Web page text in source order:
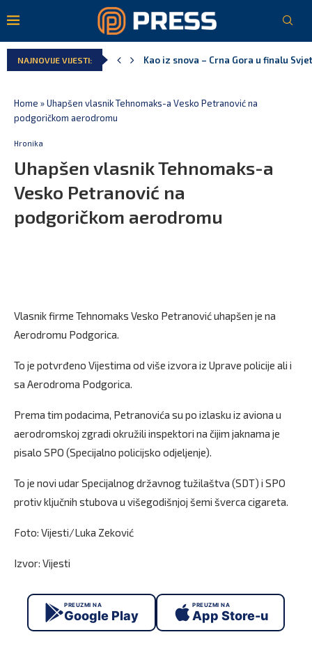
NAJNOVIJE VIJESTI:
Pejak: Hoće li Milan Knežević i
Home »Uhapšen vlasnik Tehnomaks-a Vesko Petranović na
podgoričkom aerodromu
Hronika
Uhapšen vlasnik Tehnomaks-a
Vesko Petranović na
podgoričkom aerodromu
Vlasnik firme Tehnomaks Vesko Petranović uhapšen je na
Aerodromu Podgorica.
To je potvrđeno Vijestima od više izvora iz Uprave policije ali i
sa Aerodroma Podgorica.
Prema tim podacima, Petranovića su po izlasku iz aviona u
aerodromskoj zgradi okružili inspektori na čijim jaknama je
pisalo SPO (Specijalno policijsko odjeljenje).
To je novi udar Specijalnog državnog tužilaštva (SDT) i SPO
protiv ključnih stubova u višegodišnjoj šemi šverca cigareta.
Foto: Vijesti/Luka Zeković
Izvor: Vijesti
PREUZMI NA
Google Play
PREUZMI NA
App Store-u